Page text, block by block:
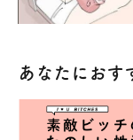
あなたにおす